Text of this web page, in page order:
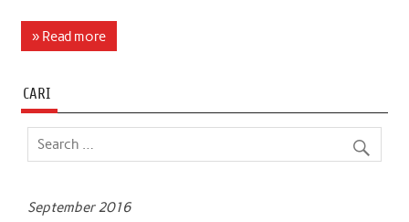
c
o
o
i
e
r
A
d
» Read more
CARI
September 2016